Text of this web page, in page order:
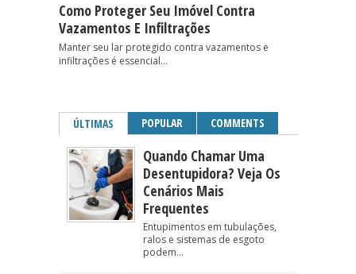
Como Proteger Seu Imóvel Contra
Vazamentos E Infiltrações
Manter seu lar protegido contra vazamentos e
infiltrações é essencial...
ÚLTIMAS POPULAR COMMENTS
Quando Chamar Uma
Desentupidora? Veja Os
Cenários Mais
Frequentes
Entupimentos em tubulações,
ralos e sistemas de esgoto
podem...